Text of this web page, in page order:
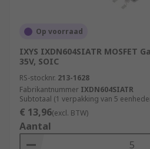
Op voorraad
IXYS IXDN604SIATR MOSFET
35V, SOIC
RS-stocknr. 213-1628
Fabrikantnummer IXDN604SIATR
Subtotaal (1 verpakking van 5
€ 13,96(excl. BTW)
Aantal